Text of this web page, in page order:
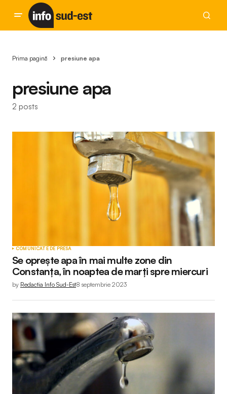
Prima pagină presiune apa
presiune apa
2 posts
COMUNICATE DE PRESĂ
Se oprește apa în mai multe zone din
Constanța, în noaptea de marți spre miercuri
by Redactia Info Sud-Est8 septembrie 2023